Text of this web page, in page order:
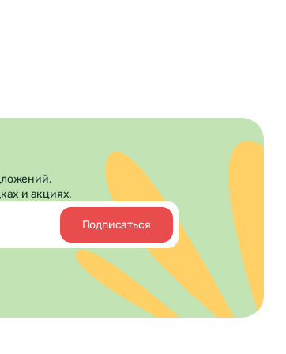
и акциях.
Подписаться